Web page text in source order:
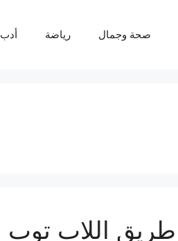
صحة وجمال رياضة أدب
طريق اللاب توب